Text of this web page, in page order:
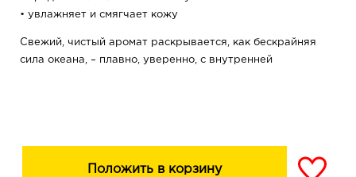
• увлажняет и смягчает кожу
Свежий, чистый аромат раскрывается, как бескрайняя
сила океана, – плавно, уверенно, с внутренней
ОН НЕ ПРОСТО ОЧИЩАЕТ – ОН ЗАДАЁТ НАСТРОЕНИЕ
Положить в корзину